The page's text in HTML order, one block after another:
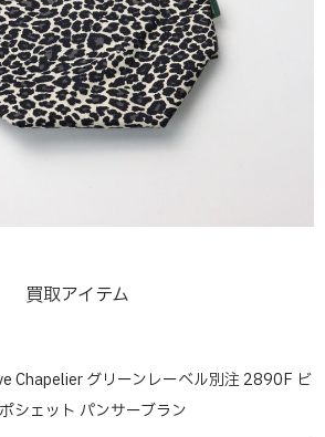
買取アイテム
Chapelier グリーンレーベル別注 2890F ビ
シェット パンサーブラン